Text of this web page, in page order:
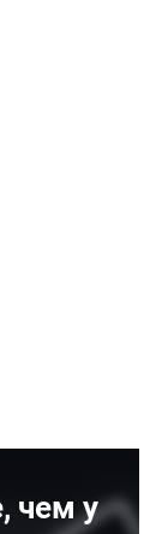
чем у